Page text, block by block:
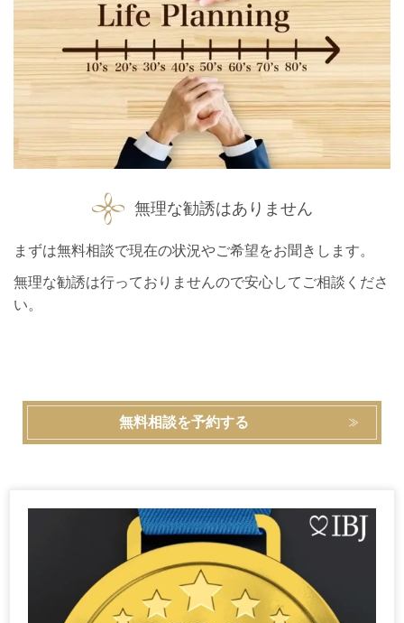
無理な勧誘はありません
まずは無料相談で現在の状況やご希望をお聞きします。
無理な勧誘は行っておりませんので安心してご相談くださ
い。
無料相談を予約する